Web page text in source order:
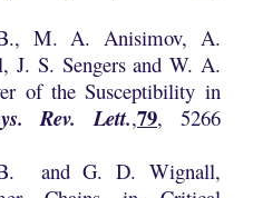
M. A. Anisimov, A.
J. S. Sengers and W. A.
of the Susceptibility in
Rev. Lett.,79, 5266
and G. D. Wignall,